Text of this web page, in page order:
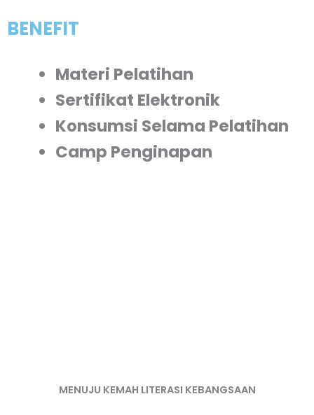
BENEFIT
Materi Pelatihan
Sertifikat Elektronik
Konsumsi Selama Pelatihan
Camp Penginapan
MENUJU KEMAH LITERASI KEBANGSAAN